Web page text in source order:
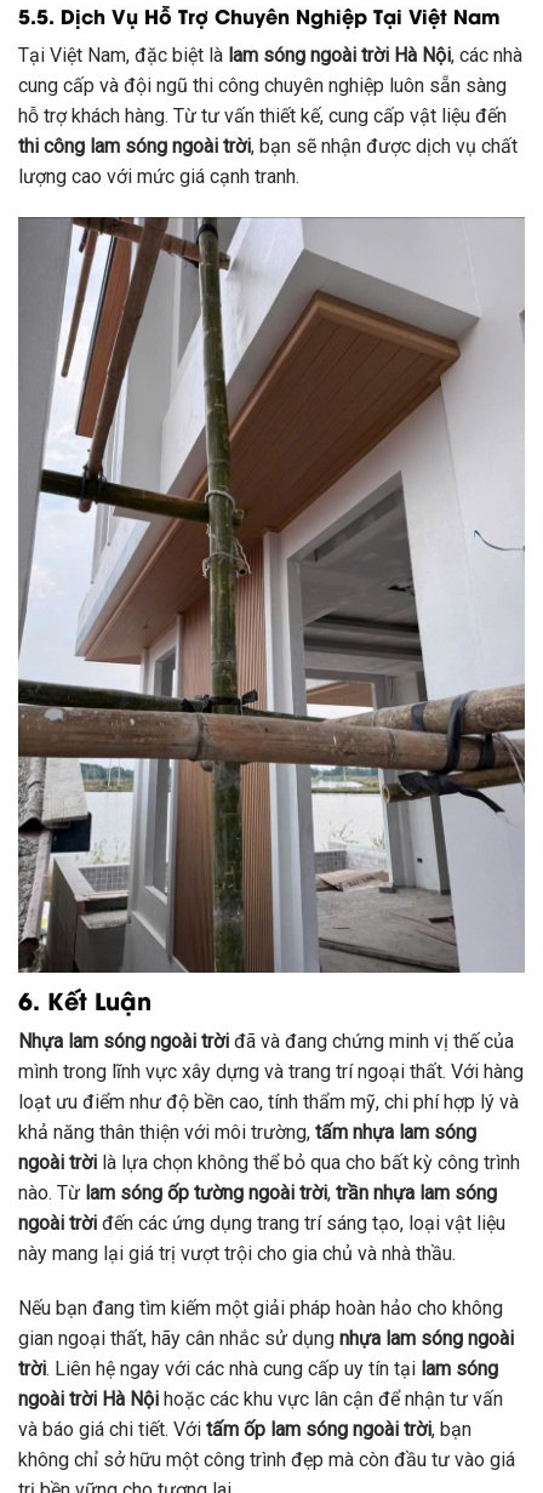
5.5. Dịch Vụ Hỗ Trợ Chuyên Nghiệp Tại Việt Nam
Tại Việt Nam, đặc biệt là lam sóng ngoài trời Hà Nội, các nhà
cung cấp và đội ngũ thi công chuyên nghiệp luôn sẵn sàng
hỗ trợ khách hàng. Từ tư vấn thiết kế, cung cấp vật liệu đến
thi công lam sóng ngoài trời, bạn sẽ nhận được dịch vụ chất
lượng cao với mức giá cạnh tranh.
6. Kết Luận
Nhựa lam sóng ngoài trời đã và đang chứng minh vị thế của
mình trong lĩnh vực xây dựng và trang trí ngoại thất. Với hàng
loạt ưu điểm như độ bền cao, tính thẩm mỹ, chi phí hợp lý và
khả năng thân thiện với môi trường, tấm nhựa lam sóng
ngoài trời là lựa chọn không thể bỏ qua cho bất kỳ công trình
nào. Từ lam sóng ốp tường ngoài trời, trần nhựa lam sóng
ngoài trời đến các ứng dụng trang trí sáng tạo, loại vật liệu
này mang lại giá trị vượt trội cho gia chủ và nhà thầu.
Nếu bạn đang tìm kiếm một giải pháp hoàn hảo cho không
gian ngoại thất, hãy cân nhắc sử dụng nhựa lam sóng ngoài
trời. Liên hệ ngay với các nhà cung cấp uy tín tại lam sóng
ngoài trời Hà Nội hoặc các khu vực lân cận để nhận tư vấn
và báo giá chi tiết. Với tấm ốp lam sóng ngoài trời, bạn
không chỉ sở hữu một công trình đẹp mà còn đầu tư vào giá